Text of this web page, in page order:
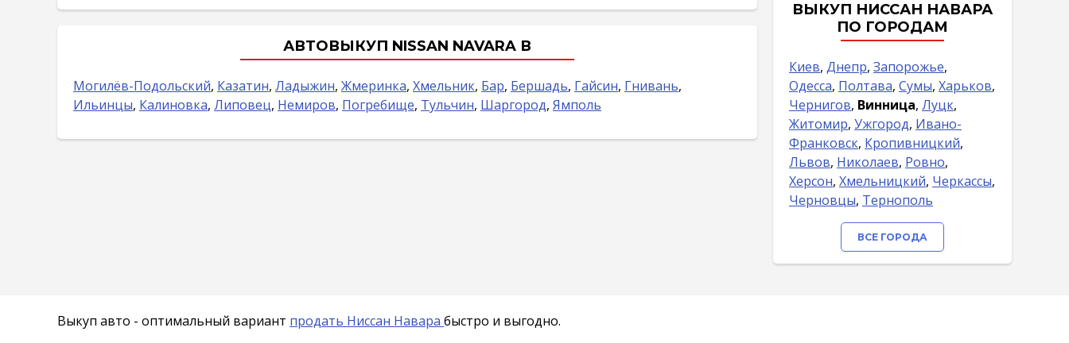
АВТОВЫКУП NISSAN NAVARA В
Могилёв-Подольский, Казатин, Ладыжин, Жмеринка, Хмельник, Бар, Бершадь, Гайсин, Гнивань,
Ильинцы, Калиновка, Липовец, Немиров, Погребище, Тульчин, Шаргород, Ямполь
ВЫКУП НИССАН НАВАРА
ПО ГОРОДАМ
Киев, Днепр, Запорожье,
Одесса, Полтава, Сумы, Харьков,
Чернигов, Винница, Луцк,
Житомир, Ужгород, Ивано-
Франковск, Кропивницкий,
Львов, Николаев, Ровно,
Херсон, Хмельницкий, Черкассы,
Черновцы, Тернополь
ВСЕ ГОРОДА
Выкуп авто - оптимальный вариант продать Ниссан Навара быстро и выгодно.